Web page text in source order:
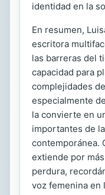
identidad en la
En resumen,
escritora
las barreras del
capacidad para
complejidades
especialmente
la convierte en
importantes de
contemporánea.
extiende por
perdura,
voz femenina en